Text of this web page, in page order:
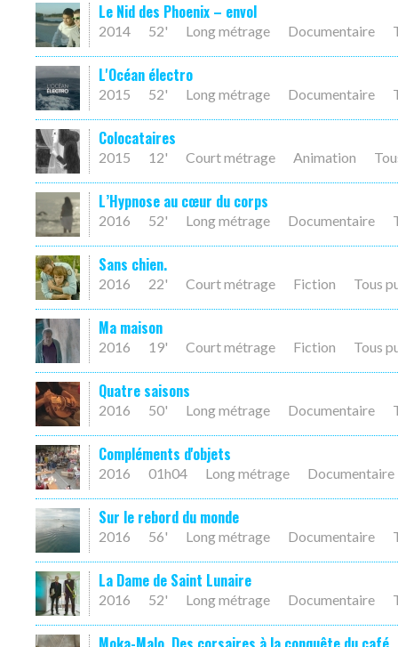
Le Nid des Phoenix – envol
2014 52' Long métrage Documentaire
L'Océan électro
2015 52' Long métrage Documentaire
Colocataires
2015 12' Court métrage Animation
L’Hypnose au cœur du corps
2016 52' Long métrage Documentaire
Sans chien.
2016 22' Court métrage Fiction Tous
Ma maison
2016 19' Court métrage Fiction Tous
Quatre saisons
2016 50' Long métrage Documentaire
Compléments d'objets
2016 01h04 Long métrage Documentaire
Sur le rebord du monde
2016 56' Long métrage Documentaire
La Dame de Saint Lunaire
2016 52' Long métrage Documentaire